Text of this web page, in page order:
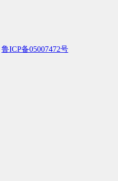
鲁ICP备05007472号